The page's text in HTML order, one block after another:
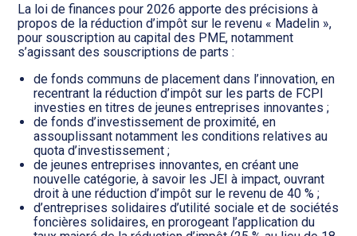
La loi de finances pour 2026 apporte des précisions à
propos de la réduction d’impôt sur le revenu « Madelin »,
pour souscription au capital des PME, notamment
s’agissant des souscriptions de parts :
de fonds communs de placement dans l’innovation, en
recentrant la réduction d’impôt sur les parts de FCPI
investies en titres de jeunes entreprises innovantes ;
de fonds d’investissement de proximité, en
assouplissant notamment les conditions relatives au
quota d’investissement ;
de jeunes entreprises innovantes, en créant une
nouvelle catégorie, à savoir les JEI à impact, ouvrant
droit à une réduction d’impôt sur le revenu de 40 % ;
d’entreprises solidaires d’utilité sociale et de sociétés
foncières solidaires, en prorogeant l’application du